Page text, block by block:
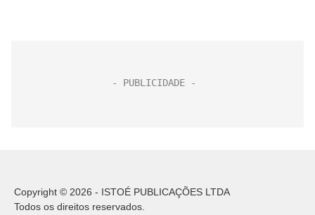
Copyright © 2026 - ISTOÉ PUBLICAÇÕES LTDA
Todos os direitos reservados.